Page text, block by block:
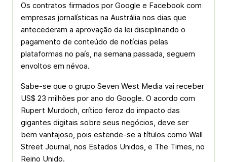
Os contratos firmados por Google e Facebook com
empresas jornalísticas na Austrália nos dias que
antecederam a aprovação da lei disciplinando o
pagamento de conteúdo de notícias pelas
plataformas no país, na semana passada, seguem
envoltos em névoa.
Sabe-se que o grupo Seven West Media vai receber
US$ 23 milhões por ano do Google. O acordo com
Rupert Murdoch, crítico feroz do impacto das
gigantes digitais sobre seus negócios, deve ser
bem vantajoso, pois estende-se a títulos como Wall
Street Journal, nos Estados Unidos, e The Times, no
Reino Unido.